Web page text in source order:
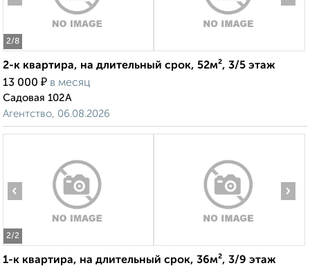
2/8
2-к квартира, на длительный срок, 52м², 3/5 этаж
13 000 ₽ в месяц
Садовая 102А
Агентство, 06.08.2026
2/2
‹ ›
1-к квартира, на длительный срок, 36м², 3/9 этаж